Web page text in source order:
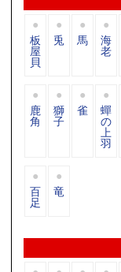
板
屋
貝
兎 馬 海
老
鹿
角
獅
子
雀 蟬
の
上
羽
百
足
竜